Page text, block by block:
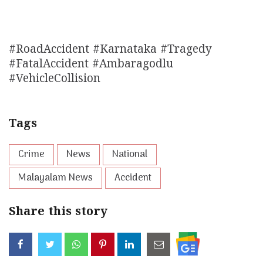
#RoadAccident #Karnataka #Tragedy
#FatalAccident #Ambaragodlu
#VehicleCollision
Tags
Crime News
National
Malayalam News
Accident
Share this story